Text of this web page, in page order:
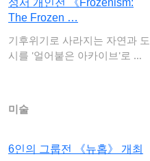
성서 개인전 《Frozenism:
The Frozen …
기후위기로 사라지는 자연과 도
시를 '얼어붙은 아카이브'로 기
미술
6인의 그룹전 《뉴홉》 개최